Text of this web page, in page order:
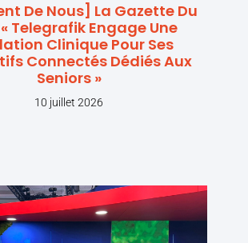
De Nous] La Gazette Du
Telegrafik Engage Une
Clinique Pour Ses
Connectés Dédiés Aux
Seniors »
10 juillet 2026